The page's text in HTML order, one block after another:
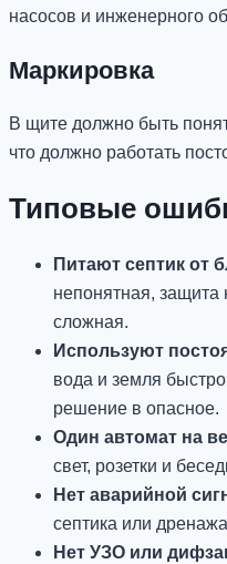
насосов и инженерного
Маркировка
В щите должно быть
что должно работать
Типовые
Питают септик от
непонятная, защита
сложная.
Используют
вода и земля
решение в опасное.
Один автомат на
свет, розетки и
Нет аварийной
септика или
Нет УЗО или